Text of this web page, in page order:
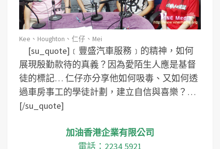
Kee、Houghton、仁仔、Mei
[su_quote]﹝豐盛汽車服務﹞的精神，如何
展現殷勤款待的真義？因為愛陌生人應是基督
徒的標記… 仁仔亦分享他如何吸毒、又如何透
過車房事工的學徒計劃，建立自信與喜樂？…
[/su_quote]
加油香港企業有限公司
電話：2234 5921